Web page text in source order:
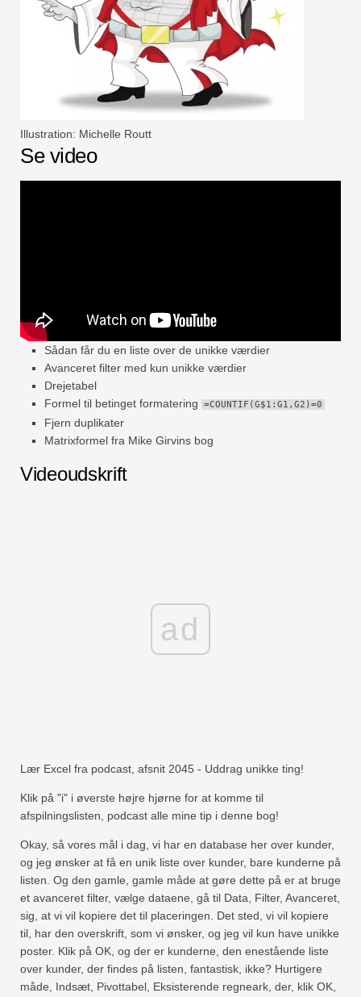
Illustration: Michelle Routt
Se video
Sådan får du en liste over de unikke værdier
Avanceret filter med kun unikke værdier
Drejetabel
Formel til betinget formatering
=COUNTIF(G$1:G1,G2)=0
Fjern duplikater
Matrixformel fra Mike Girvins bog
Videoudskrift
ad
Lær Excel fra podcast, afsnit 2045 - Uddrag unikke ting!
Klik på "i" i øverste højre hjørne for at komme til
afspilningslisten, podcast alle mine tip i denne bog!
Okay, så vores mål i dag, vi har en database her over kunder,
og jeg ønsker at få en unik liste over kunder, bare kunderne på
listen. Og den gamle, gamle måde at gøre dette på er at bruge
et avanceret filter, vælge dataene, gå til Data, Filter, Avanceret,
sig, at vi vil kopiere det til placeringen. Det sted, vi vil kopiere
til, har den overskrift, som vi ønsker, og jeg vil kun have unikke
poster. Klik på OK, og der er kunderne, den enestående liste
over kunder, der findes på listen, fantastisk, ikke? Hurtigere
måde, Indsæt, Pivottabel, Eksisterende regneark, der, klik OK,